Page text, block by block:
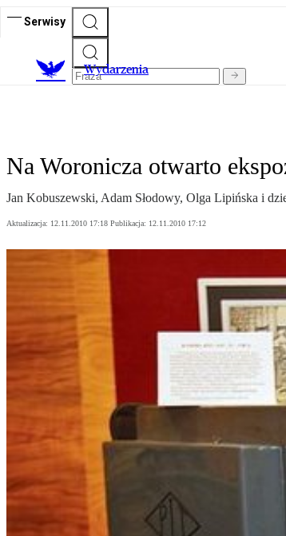
Serwisy
Wydarzenia
Na Woronicza otwarto
Jan Kobuszewski, Adam Słodowy, Olga Lipińska i
Aktualizacja: 12.11.2010 17:18 Publikacja: 12.11.2010 17:12